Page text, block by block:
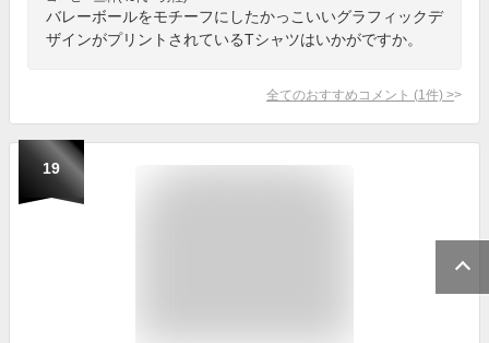
バレーボールをモチーフにしたかっこいいグラフィックデ
ザインがプリントされているTシャツはいかがですか。
全てのおすすめコメント (1 件) >
19